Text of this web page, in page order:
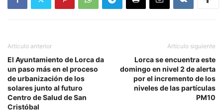
Artículo anterior
El Ayuntamiento de Lorca da
un paso más en el proceso
de urbanización de los
solares junto al futuro
Centro de Salud de San
Cristóbal
Artículo siguiente
Lorca se encuentra este
domingo en nivel 2 de alerta
por el incremento de los
niveles de las partículas
PM10